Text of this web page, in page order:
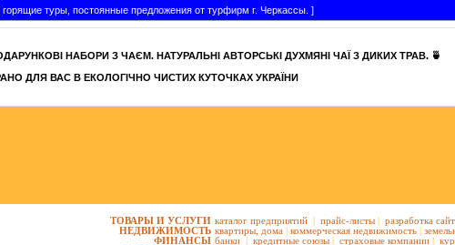
туры, постоянные предложения от турфирм г. Черкассы. ]
НАБОРИ З ЧАЄМ. НАТУРАЛЬНІ АВТОРСЬКІ ДУХМЯНІ ЧАЇ З ДИКИХ ТРАВ. 🍵
ДЛЯ ВАС В ЕКОЛОГІЧНО ЧИСТИХ КУТОЧКАХ УКРАЇНИ
ТОВАРЫ И УСЛУГИ
НЕДВИЖИМОСТЬ
ФИНАНСЫ
каталог предприятий | прайс-листы | разработка
квартиры, дома | коммерческая недвижимость |
банки | кредитные союзы | страховые компании |